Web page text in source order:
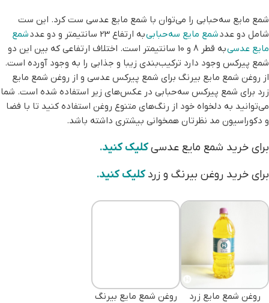
شمع مایع سه‌حبابی را می‌توان با شمع مایع عدسی ست کرد. این ست
شامل دو عددشمع مایع سه‌حبابیبه ارتفاع 23 سانتیمتر و دو عدد
شمع
مایع عدسی
به قطر 8 و 10 سانتیمتر است. اختلاف ارتفاعی که بین این دو
شمع پیرکس وجود دارد ترکیب‌بندی زیبا و جذابی را به وجود آورده است.
از روغن شمع مایع بیرنگ برای شمع پیرکس عدسی و از روغن شمع مایع
زرد برای شمع پیرکس سه‌حبابی در عکس‌های زیر استفاده شده است. شما
می‌توانید به دلخواه خود از رنگ‌های متنوع روغن استفاده کنید تا با فضا
و دکوراسیون مد نظرتان همخوانی بیشتری داشته باشد.
برای خرید شمع مایع عدسیکلیک کنید.
برای خرید روغن بیرنگ و زردکلیک کنید.
روغن شمع مایع زرد روغن شمع مایع بیرنگ